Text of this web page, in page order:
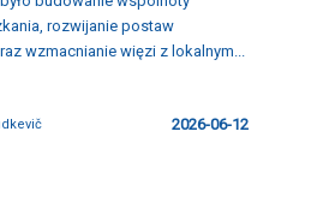
rozwijanie postaw
wzmacnianie więzi z lokalnym...
2026-06-12